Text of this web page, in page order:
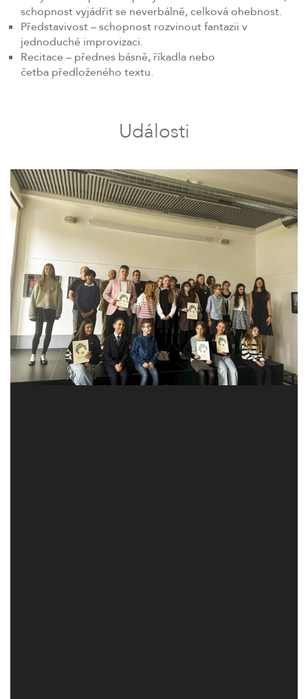
schopnost vyjádřit se neverbálně, celková ohebnost.
Představivost – schopnost rozvinout fantazii v
jednoduché improvizaci.
Recitace – přednes básně, říkadla nebo
četba předloženého textu.
Události